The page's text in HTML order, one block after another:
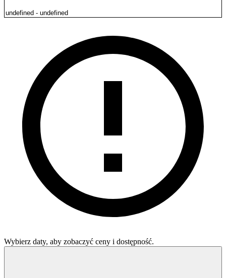
Wybierz daty, aby zobaczyć ceny i dostępność.